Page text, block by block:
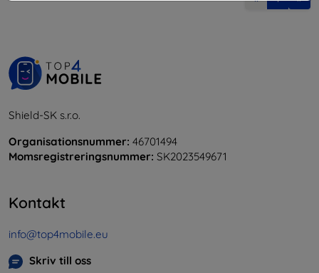
Shield-SK s.r.o.
Organisationsnummer: 46701494
Momsregistreringsnummer: SK2023549671
Kontakt
info@top4mobile.eu
Skriv till oss